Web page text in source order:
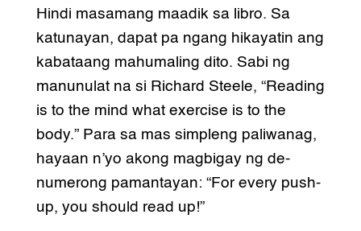
Hindi masamang maadik sa libro. Sa
katunayan, dapat pa ngang hikayatin ang
kabataang mahumaling dito. Sabi ng
manunulat na si Richard Steele, “Reading
is to the mind what exercise is to the
body.” Para sa mas simpleng paliwanag,
hayaan n’yo akong magbigay ng de-
numerong pamantayan: “For every push-
up, you should read up!”